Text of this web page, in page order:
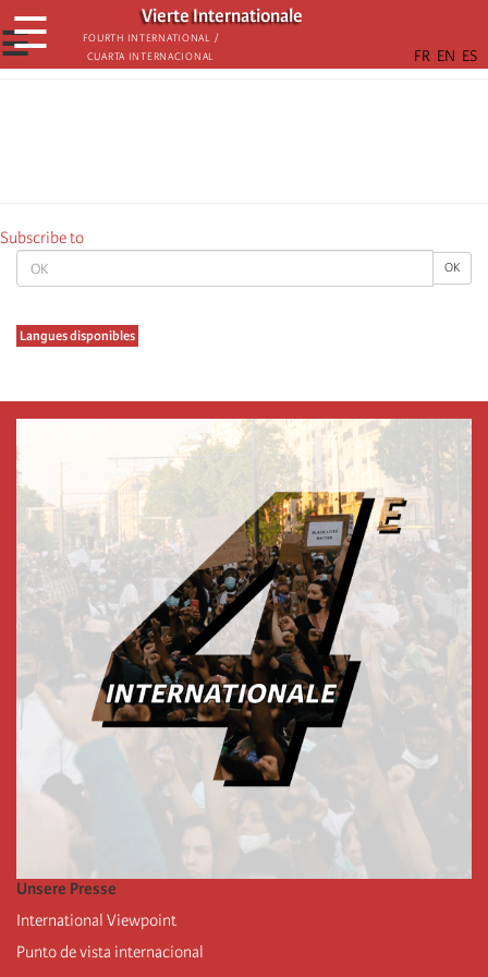
Skip
to
main
Vierte Internationale
Fourth International /
Cuarta Internacional
☰
☰
OK OK
Langues disponibles
Subscribe to
Unsere Presse
International Viewpoint
Punto de vista internacional